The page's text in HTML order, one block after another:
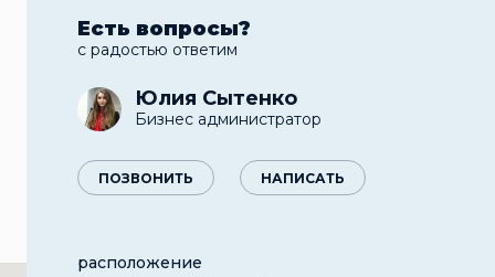
Есть вопросы?
с радостью ответим
Юлия Сытенко
Бизнес администратор
ПОЗВОНИТЬ НАПИСАТЬ
расположение